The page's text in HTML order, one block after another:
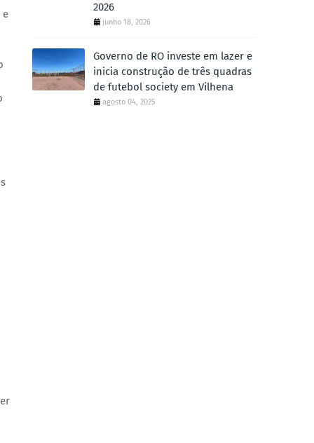
e
2026
junho 18, 2026
Governo de RO investe em lazer e
inicia construção de três quadras
de futebol society em Vilhena
agosto 04, 2025